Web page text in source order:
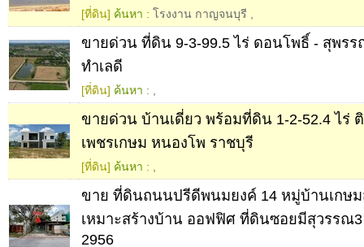
[ที่ดิน] ค้นหา : โรงงาน กาญจนบุรี
ขายด่วน ที่ดิน 9-3-99.5 ไร่ ดอนโพธิ์ - สุพรร
ทำเลดี
[ที่ดิน] ค้นหา :
ขายด่วน บ้านเดี่ยว พร้อมที่ดิน 1-2-52.4 ไร่
เพชรเกษม หนองโพ ราชบุรี
[ที่ดิน] ค้นหา :
ขาย ที่ดินถนนปรีดีพนมยงค์ 14 หมู่บ้านเกษ
เหมาะสร้างบ้าน ออฟฟิศ ที่ดินซอยมีสุวรรณ3
2956